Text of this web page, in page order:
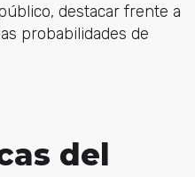
destacar frente a
probabilidades de
del